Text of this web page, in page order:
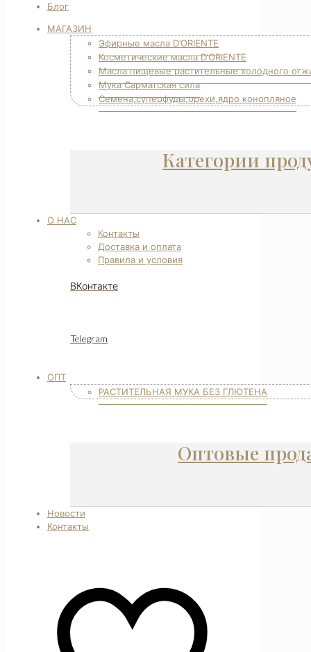
Блог
МАГАЗИН
Эфирные масла D’ORIENTE
Косметические масла D’ORIENTE
Масла пищевые растительные холодного
Мука Сарматская сила
Семена,суперфуды,орехи,ядро конопляное
Категории
О НАС
Контакты
Доставка и оплата
Правила и условия
ВКонтакте
Telegram
ОПТ
РАСТИТЕЛЬНАЯ МУКА БЕЗ ГЛЮТЕНА
Оптовые
Новости
Контакты